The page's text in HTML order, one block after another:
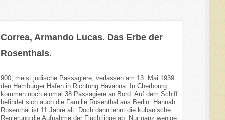
Correa, Armando Lucas. Das Erbe der
Rosenthals.
900, meist jüdische Passagiere, verlassen am 13. Mai 1939
den Hamburger Hafen in Richtung Havanna. In Cherbourg
kommen noch einmal 38 Passagiere an Bord. Auf dem Schiff
befindet sich auch die Familie Rosenthal aus Berlin. Hannah
Rosenthal ist 11 Jahre alt. Doch dann lehnt die kubanische
Regierung die Aufnahme der Flüchtlinge ab. Nur ganz wenige